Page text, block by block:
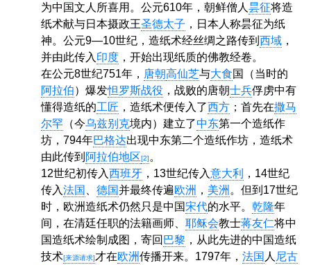
为中国文人所喜用。公元610年，朝鲜僧人 昙征将造
纸术献与日本摄政王圣德太子 ，日本人称昙征为纸
神。公元9—10世纪，造纸术经丝绸之路传到 西域，
并由此传入 印度，开始出现纸质的佛教经卷。
在公元8世纪751年， 唐朝高仙芝与大食国（当时的
阿拉伯）爆发怛罗斯战役 ，战败的唐朝士兵俘虏中有
懂得造纸的工匠 ，造纸术便传入了西方；首先在撒马
尔罕（今乌兹别克境内）建立了中东第一个造纸作
坊，794年巴格达出现中东第二个造纸作坊，造纸术
由此传到 阿拉伯地区[2] 。
12世纪初传入西班牙，13世纪传入意大利
，14世纪
传入法国 德国并最终传遍欧洲 ， 美洲 。但到17世纪
时，欧洲造纸术仍然只是中国宋代的水平。 乾隆年
间，在清廷任职的法籍画师、 耶稣会教士蒋友仁将中
国造纸术绘制成图，寄回 巴黎 ，从此先进的中国造纸
技术[来源请求]才在欧洲传播开来。1797年， 法国 人 尼古